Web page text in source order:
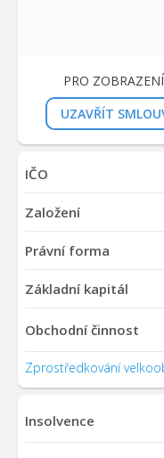
PRO
UZAVŘÍT
IČO
Založení
Právní forma
Základní kapitál
Obchodní činnost
Zprostředkování
Insolvence